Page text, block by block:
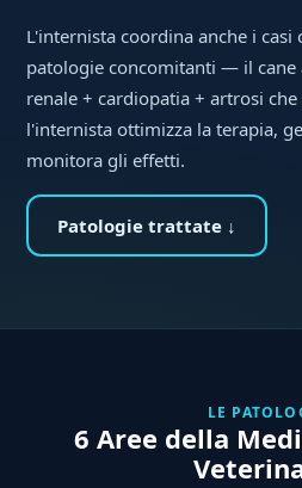
L'internista coordina anche i casi
patologie concomitanti — il cane
renale + cardiopatia + artrosi
l'internista ottimizza la terapia,
monitora gli effetti.
Patologie trattate ↓
LE
6 Aree della